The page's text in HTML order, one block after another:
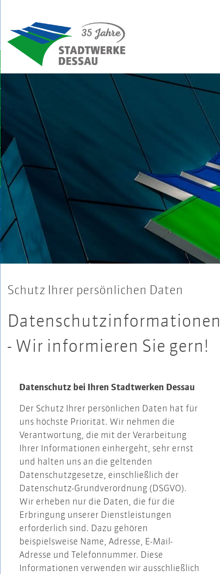
Schutz Ihrer persönlichen Daten
- Wir informieren Sie gern!
Datenschutz bei Ihren Stadtwerken Dessau
Der Schutz Ihrer persönlichen Daten hat für
uns höchste Priorität. Wir nehmen die
Verantwortung, die mit der Verarbeitung
Ihrer Informationen einhergeht, sehr ernst
und halten uns an die geltenden
Datenschutzgesetze, einschließlich der
Datenschutz-Grundverordnung (DSGVO).
Wir erheben nur die Daten, die für die
Erbringung unserer Dienstleistungen
erforderlich sind. Dazu gehören
beispielsweise Name, Adresse, E-Mail-
Adresse und Telefonnummer. Diese
Informationen verwenden wir ausschließlich